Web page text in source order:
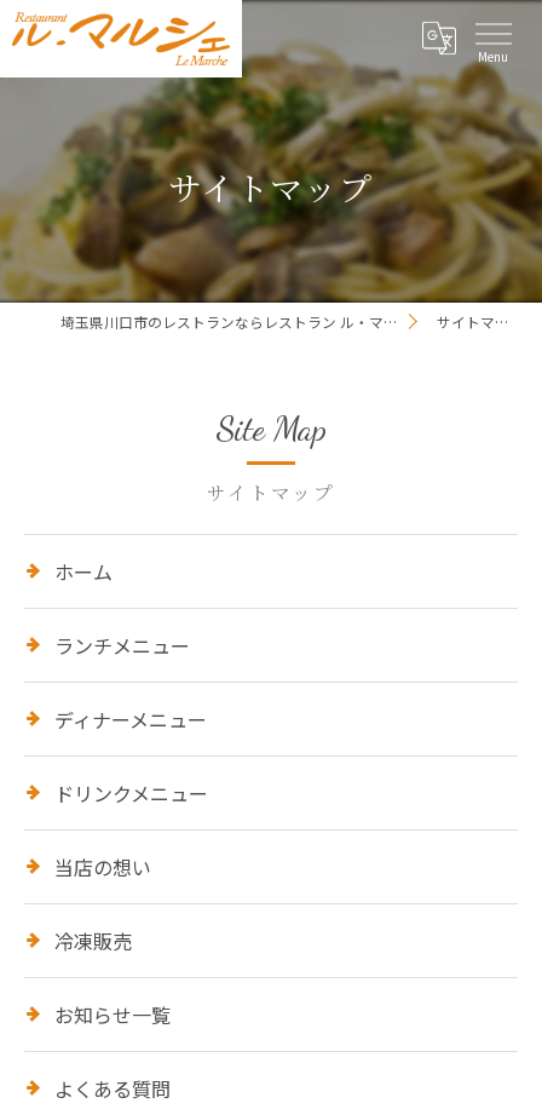
サイトマップ
埼玉県川口市のレストランならレストラン ル・マルシェ サイトマップ
サイトマップ
Site Map
ホーム
ランチメニュー
ディナーメニュー
ドリンクメニュー
当店の想い
冷凍販売
お知らせ一覧
よくある質問